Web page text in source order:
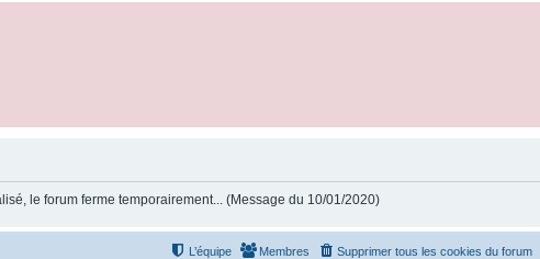
le forum ferme temporairement... (Message du 10/01/2020)
Supprimer tous les cookies du forum
Membres
L’équipe